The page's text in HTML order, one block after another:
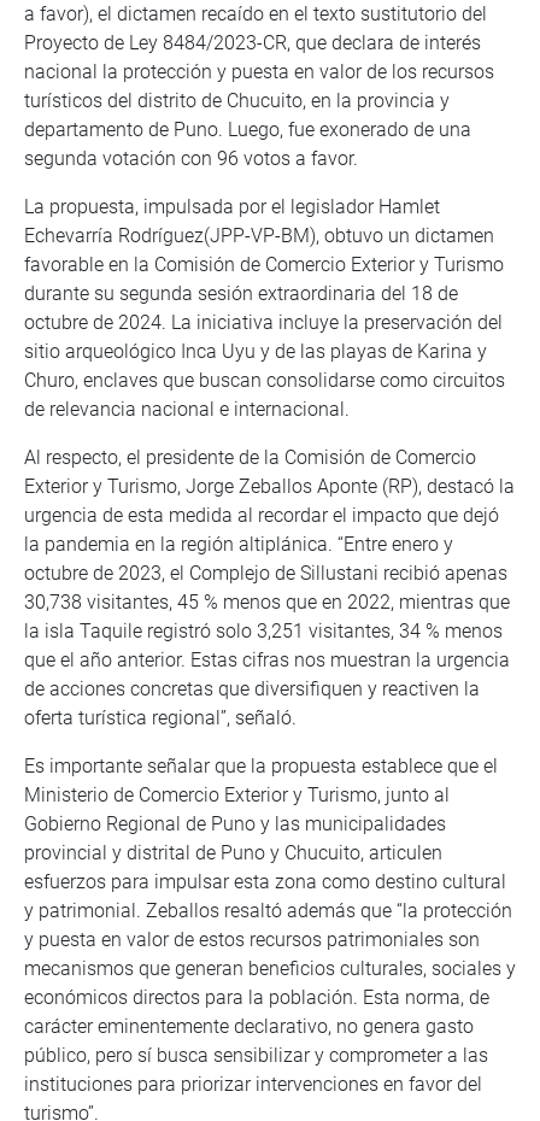
a favor), el dictamen recaído en el texto sustitutorio del
Proyecto de Ley 8484/2023-CR, que declara de interés
nacional la protección y puesta en valor de los recursos
turísticos del distrito de Chucuito, en la provincia y
departamento de Puno. Luego, fue exonerado de una
segunda votación con 96 votos a favor.
La propuesta, impulsada por el legislador Hamlet
Echevarría Rodríguez(JPP-VP-BM), obtuvo un dictamen
favorable en la Comisión de Comercio Exterior y Turismo
durante su segunda sesión extraordinaria del 18 de
octubre de 2024. La iniciativa incluye la preservación del
sitio arqueológico Inca Uyu y de las playas de Karina y
Churo, enclaves que buscan consolidarse como circuitos
de relevancia nacional e internacional.
Al respecto, el presidente de la Comisión de Comercio
Exterior y Turismo, Jorge Zeballos Aponte (RP), destacó la
urgencia de esta medida al recordar el impacto que dejó
la pandemia en la región altiplánica. “Entre enero y
octubre de 2023, el Complejo de Sillustani recibió apenas
30,738 visitantes, 45 % menos que en 2022, mientras que
la isla Taquile registró solo 3,251 visitantes, 34 % menos
que el año anterior. Estas cifras nos muestran la urgencia
de acciones concretas que diversifiquen y reactiven la
oferta turística regional”, señaló.
Es importante señalar que la propuesta establece que el
Ministerio de Comercio Exterior y Turismo, junto al
Gobierno Regional de Puno y las municipalidades
provincial y distrital de Puno y Chucuito, articulen
esfuerzos para impulsar esta zona como destino cultural
y patrimonial. Zeballos resaltó además que “la protección
y puesta en valor de estos recursos patrimoniales son
mecanismos que generan beneficios culturales, sociales y
económicos directos para la población. Esta norma, de
carácter eminentemente declarativo, no genera gasto
público, pero sí busca sensibilizar y comprometer a las
instituciones para priorizar intervenciones en favor del
turismo”.